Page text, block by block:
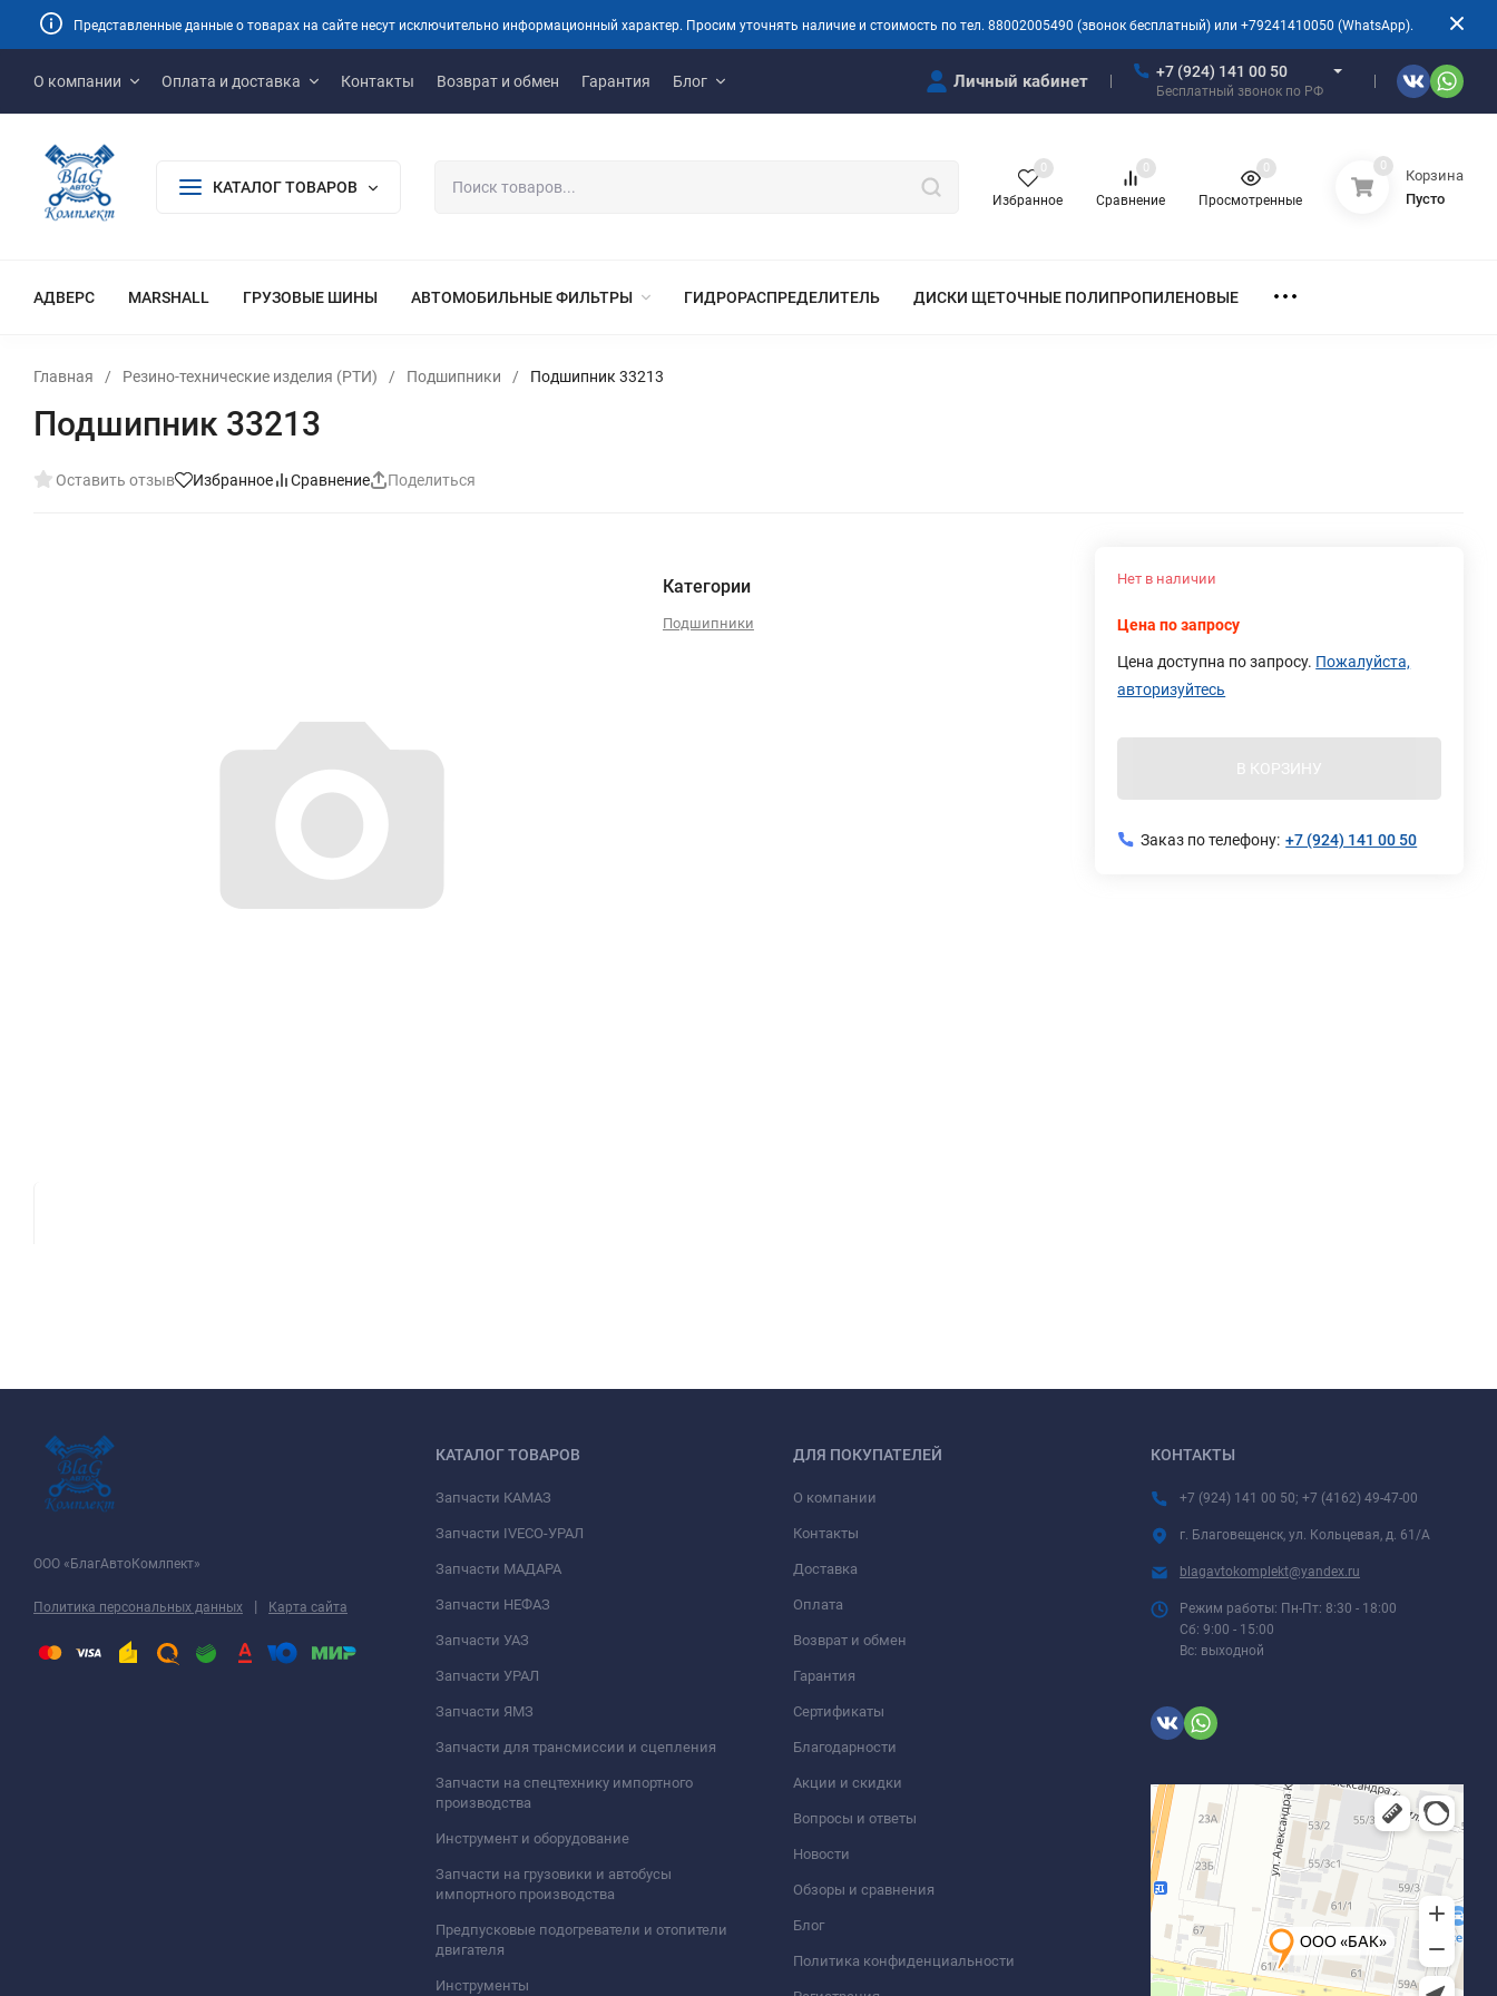
Представленные данные о товарах на сайте несут исключительно информационный характер. Просим уточнять наличие и стоимость по тел. 88002005490 (звонок бесплатный) или +79241410050 (WhatsApp).
О компании Оплата и доставка Контакты Возврат и обмен Гарантия Блог Личный кабинет +7 (924) 141 00 50
Бесплатный звонок по РФ
КАТАЛОГ ТОВАРОВ
Избранное
0
Сравнение
0
Просмотренные
0 0
Корзина
Пусто
АДВЕРС MARSHALL ГРУЗОВЫЕ ШИНЫ АВТОМОБИЛЬНЫЕ ФИЛЬТРЫ ГИДРОРАСПРЕДЕЛИТЕЛЬ ДИСКИ ЩЕТОЧНЫЕ ПОЛИПРОПИЛЕНОВЫЕ
Главная / Резино-технические изделия (РТИ) / Подшипники / Подшипник 33213
Подшипник 33213
Оставить отзыв Избранное Сравнение Поделиться
Категории
Подшипники
Нет в наличии
Цена по запросу
Цена доступна по запросу. Пожалуйста,
авторизуйтесь
В КОРЗИНУ
Заказ по телефону: +7 (924) 141 00 50
ООО «БлагАвтоКомлпект»
Политика персональных данных | Карта сайта
КАТАЛОГ ТОВАРОВ
Запчасти КАМАЗ
Запчасти IVECO-УРАЛ
Запчасти МАДАРА
Запчасти НЕФАЗ
Запчасти УАЗ
Запчасти УРАЛ
Запчасти ЯМЗ
Запчасти для трансмиссии и сцепления
Запчасти на спецтехнику импортного
производства
Инструмент и оборудование
Запчасти на грузовики и автобусы
импортного производства
Предпусковые подогреватели и отопители
двигателя
Инструменты
ДЛЯ ПОКУПАТЕЛЕЙ
О компании
Контакты
Доставка
Оплата
Возврат и обмен
Гарантия
Сертификаты
Благодарности
Акции и скидки
Вопросы и ответы
Новости
Обзоры и сравнения
Блог
Политика конфиденциальности
КОНТАКТЫ
+7 (924) 141 00 50; +7 (4162) 49-47-00
г. Благовещенск, ул. Кольцевая, д. 61/А
blagavtokomplekt@yandex.ru
Режим работы: Пн-Пт: 8:30 - 18:00
Сб: 9:00 - 15:00
Вс: выходной